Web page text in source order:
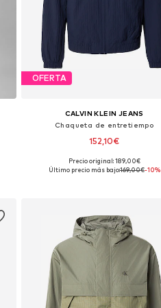
OFERTA
CALVIN KLEIN JEANS
Chaqueta de entretiempo
152,10€
Tallas disponibles: XS, S, M, L, XL
Precio original: 189,00€
Último precio más bajo:169,00€-10%